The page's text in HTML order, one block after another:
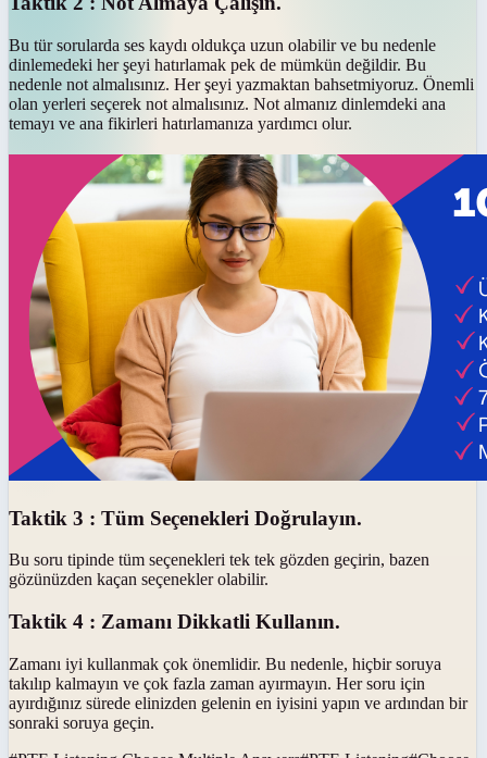
Bu tür sorularda ses kaydı oldukça uzun olabilir ve bu nedenle
dinlemedeki her şeyi hatırlamak pek de mümkün değildir. Bu
nedenle not almalısınız. Her şeyi yazmaktan bahsetmiyoruz. Önemli
olan yerleri seçerek not almalısınız. Not almanız dinlemdeki ana
temayı ve ana fikirleri hatırlamanıza yardımcı olur.
Taktik 3 : Tüm Seçenekleri Doğrulayın.
Bu soru tipinde tüm seçenekleri tek tek gözden geçirin, bazen
gözünüzden kaçan seçenekler olabilir.
Taktik 4 : Zamanı Dikkatli Kullanın.
Zamanı iyi kullanmak çok önemlidir. Bu nedenle, hiçbir soruya
takılıp kalmayın ve çok fazla zaman ayırmayın. Her soru için
ayırdığınız sürede elinizden gelenin en iyisini yapın ve ardından bir
sonraki soruya geçin.